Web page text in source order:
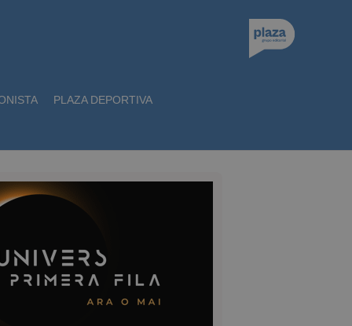
PLAZA DEPORTIVA